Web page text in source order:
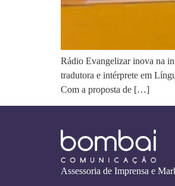
Rádio Evangelizar inova na
tradutora e intérprete em
Com a proposta de […]
Assessoria de Imprensa e